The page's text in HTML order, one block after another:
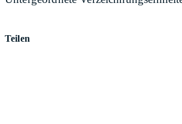
Teilen